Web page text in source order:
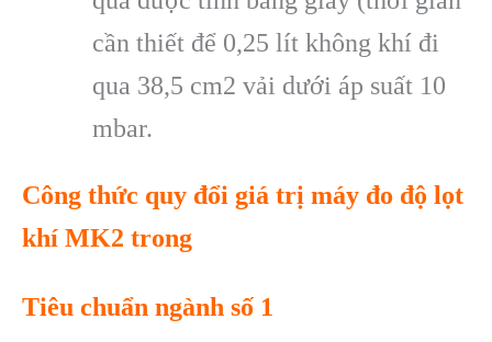
cần thiết để 0,25 lít không khí đi
qua 38,5 cm2 vải dưới áp suất 10
mbar.
Công thức quy đổi giá trị máy đo độ lọt
khí MK2 trong
Tiêu chuẩn ngành số 1